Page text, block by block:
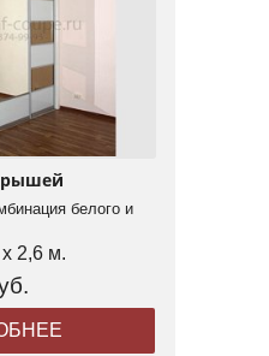
белого и
2,6 м.